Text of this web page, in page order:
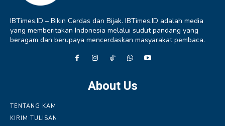
IBTimes.ID – Bikin Cerdas dan Bijak. IBTimes.ID adalah media
yang memberitakan Indonesia melalui sudut pandang yang
beragam dan berupaya mencerdaskan masyarakat pembaca.
About Us
TENTANG KAMI
KIRIM TULISAN